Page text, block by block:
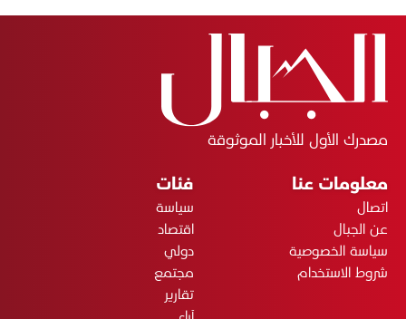
مصدرك الأول للأخبار الموثوقة
معلومات عنا
اتصال
عن الجبال
سياسة الخصوصية
شروط الاستخدام
فئات
سياسة
اقتصاد
دولي
مجتمع
تقارير
آراء